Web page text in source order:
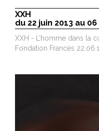
XXH
du 22 juin 2013 au
XXH - L’homme dans la
Fondation Francès